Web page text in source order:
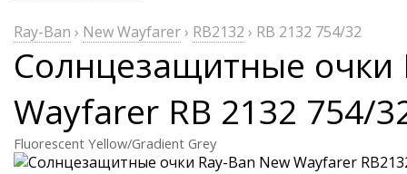
Ray-Ban › New Wayfarer› RB2132 › RB 2132 754/32
Солнцезащитные очки
Wayfarer RB 2132 754/
Fluorescent Yellow/Gradient Grey